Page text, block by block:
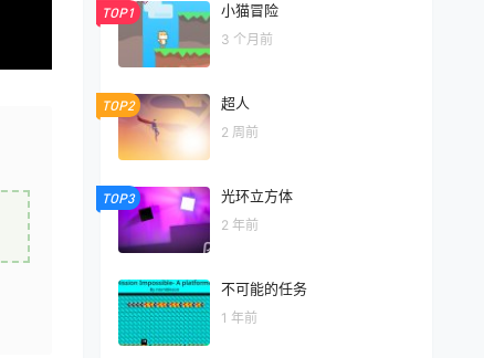
TOP1 小猫冒险
3 个月前
TOP2 超人
2 周前
TOP3 光环立方体
2 年前
不可能的任务
1 年前